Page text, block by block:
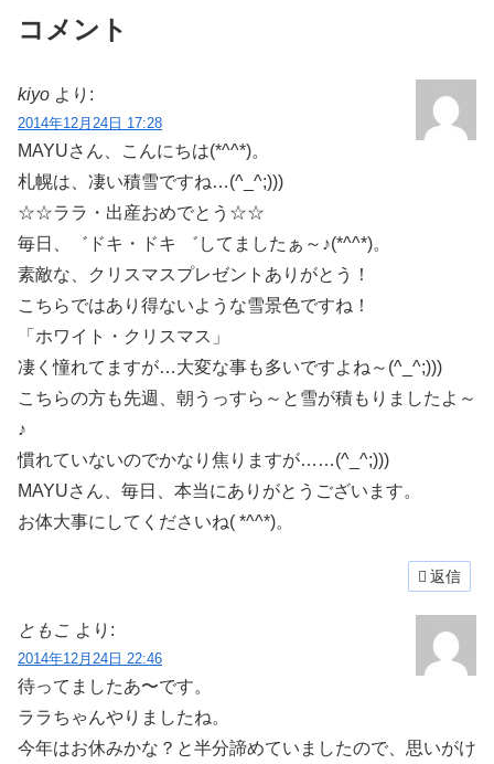
コメント
kiyo より:
2014年12月24日 17:28
MAYUさん、こんにちは(*^^*)。
札幌は、凄い積雪ですね…(^_^;)))
☆☆ララ・出産おめでとう☆☆
毎日、゛ドキ・ドキ ゛してましたぁ～♪(*^^*)。
素敵な、クリスマスプレゼントありがとう！
こちらではあり得ないような雪景色ですね！
「ホワイト・クリスマス」
凄く憧れてますが…大変な事も多いですよね～(^_^;)))
こちらの方も先週、朝うっすら～と雪が積もりましたよ～
♪
慣れていないのでかなり焦りますが……(^_^;)))
MAYUさん、毎日、本当にありがとうございます。
お体大事にしてくださいね( *^^*)。
返信
ともこ より:
2014年12月24日 22:46
待ってましたあ〜です。
ララちゃんやりましたね。
今年はお休みかな？と半分諦めていましたので、思いがけ